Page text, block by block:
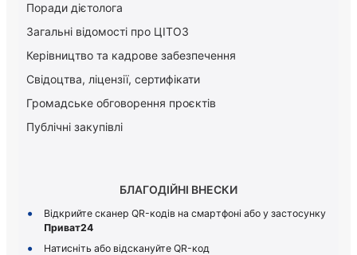
Поради дієтолога
Загальні відомості про ЦІТОЗ
Керiвництво та кадрове забезпечення
Свідоцтва, ліцензії, сертифікати
Громадське обговорення проєктів
Публічні закупівлі
БЛАГОДІЙНІ ВНЕСКИ
Відкрийте сканер QR-кодів на смартфоні або у застосунку
Приват24
Натисніть або відскануйте QR-код